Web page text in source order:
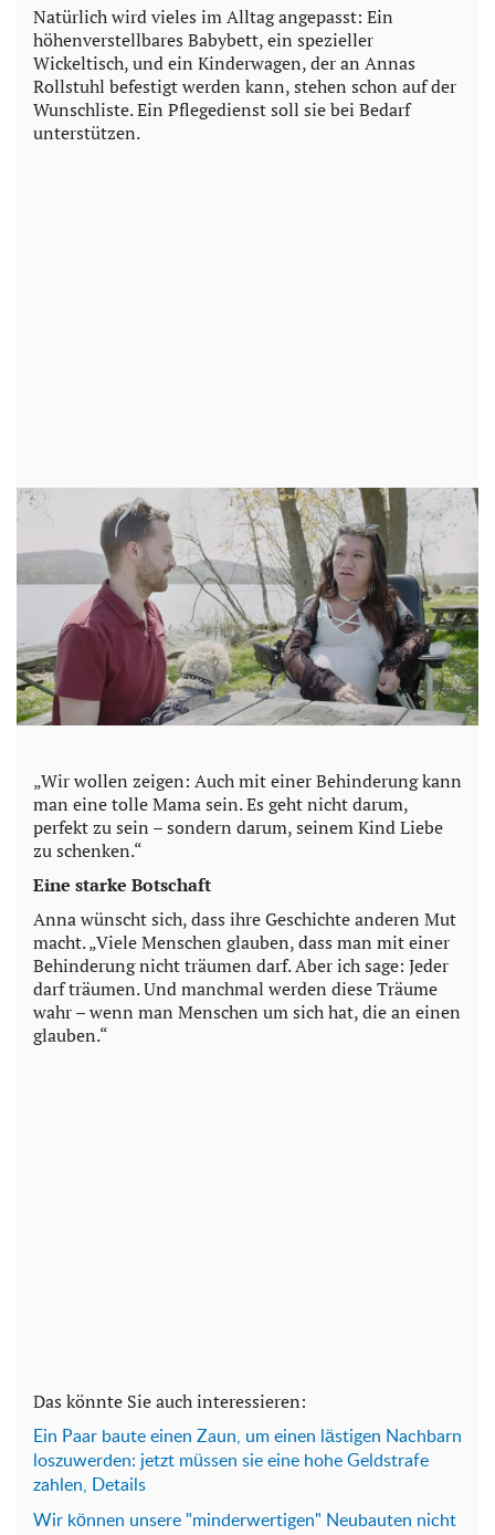
Natürlich wird vieles im Alltag angepasst: Ein
höhenverstellbares Babybett, ein spezieller
Wickeltisch, und ein Kinderwagen, der an Annas
Rollstuhl befestigt werden kann, stehen schon auf der
Wunschliste. Ein Pflegedienst soll sie bei Bedarf
unterstützen.
„Wir wollen zeigen: Auch mit einer Behinderung kann
man eine tolle Mama sein. Es geht nicht darum,
perfekt zu sein – sondern darum, seinem Kind Liebe
zu schenken.“
Eine starke Botschaft
Anna wünscht sich, dass ihre Geschichte anderen Mut
macht. „Viele Menschen glauben, dass man mit einer
Behinderung nicht träumen darf. Aber ich sage: Jeder
darf träumen. Und manchmal werden diese Träume
wahr – wenn man Menschen um sich hat, die an einen
glauben.“
Das könnte Sie auch interessieren:
Ein Paar baute einen Zaun, um einen lästigen Nachbarn
loszuwerden: jetzt müssen sie eine hohe Geldstrafe
zahlen, Details
Wir können unsere "minderwertigen" Neubauten nicht